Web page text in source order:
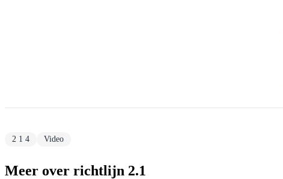
2 1 4 Video
Meer over richtlijn 2.1